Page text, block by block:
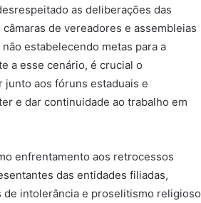
as deliberações das
de vereadores e assembleias
estabelecendo metas para a
a esse cenário, é crucial o
junto aos fóruns estaduais e
e dar continuidade ao trabalho em
enfrentamento aos retrocessos
das entidades filiadas,
de intolerância e proselitismo religioso